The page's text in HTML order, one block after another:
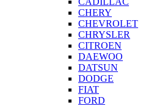
CHERY
CHEVROLET
CHRYSLER
CITROEN
DAEWOO
DATSUN
DODGE
FIAT
FORD